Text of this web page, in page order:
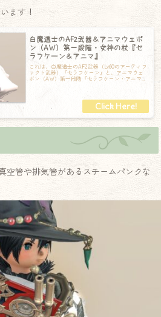
ます！
白魔道士のAF2武器＆アニマウェポ
ン（AW）第一段階・女神の杖『セ
ラフケーン＆アニマ』
これは、白魔道士のAF2武器（Lv60のアーティフ
ァクト武器）『セラフケーン』と、アニマウェ
ポン（AW）第一段階『セラフケーン・アニマ』
空管や排気管があるスチームパンクな